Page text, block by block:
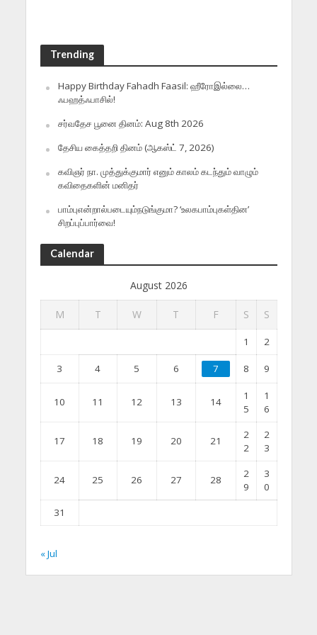
Trending
Happy Birthday Fahadh Faasil: ஹீரோஇல்லை…
ஃபஹத்ஃபாசில்!
சர்வதேச பூனை தினம்: Aug 8th 2026
தேசிய கைத்தறி தினம் (ஆகஸ்ட் 7, 2026)
கவிஞர் நா. முத்துக்குமார் எனும் காலம் கடந்தும் வாழும்
கவிதைகளின் மனிதர்
பாம்புஎன்றால்படையும்நடுங்குமா? ‘உலகபாம்புகள்தின’
சிறப்புப்பார்வை!
Calendar
August 2026
M T W T F S S
1 2
3 4 5 6 7 8 9
10 11 12 13 14
1
5
1
6
17 18 19 20 21
2
2
2
3
24 25 26 27 28
2
9
3
0
31
« Jul